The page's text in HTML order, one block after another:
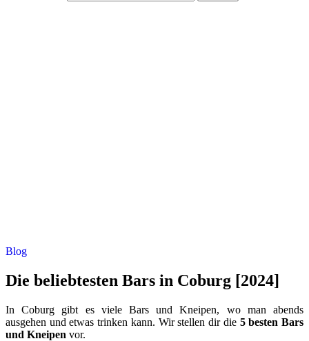
Blog
Die beliebtesten Bars in Coburg [2024]
In Coburg gibt es viele Bars und Kneipen, wo man abends
ausgehen und etwas trinken kann. Wir stellen dir die 5 besten Bars
und Kneipen vor.